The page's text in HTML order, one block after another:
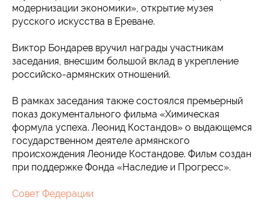
модернизации экономики», открытие музея
русского искусства в Ереване.
Виктор Бондарев вручил награды участникам
заседания, внесшим большой вклад в укрепление
российско-армянских отношений.
В рамках заседания также состоялся премьерный
показ документального фильма «Химическая
формула успеха. Леонид Костандов» о выдающемся
государственном деятеле армянского
происхождения Леониде Костандове. Фильм создан
при поддержке Фонда «Наследие и Прогресс».
Совет Федерации